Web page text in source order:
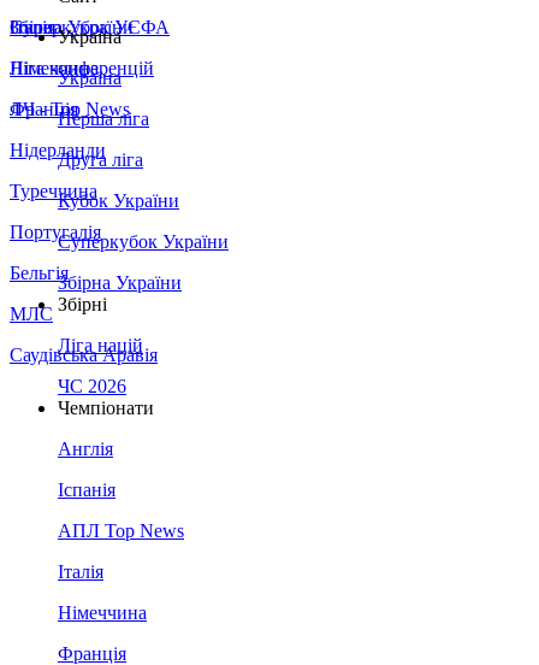
Збірна України
Італія
Німеччина
Франція
Нідерланди
Туреччина
Португалія
Бельгія
МЛС
Саудівська Аравія
Суперкубок УЄФА
Ліга конференцій
ЛЧ - Top News
Україна
Україна
Перша ліга
Друга ліга
Кубок України
Суперкубок України
Збірна України
Збірні
Ліга націй
ЧС 2026
Чемпіонати
Англія
Іспанія
АПЛ Top News
Італія
Німеччина
Франція